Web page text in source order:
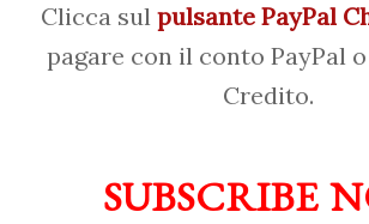
Clicca sul pulsante PayPal
pagare con il conto PayPal
Credito.
SUBSCRIBE